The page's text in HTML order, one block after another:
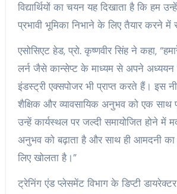
विद्यार्थियों का चयन यह दिखाता है कि हम
प्रभावी भूमिका निभाने के लिए तैयार करने में
एसोसिएट हेड, प्रो. कृष्णवीर सिंह ने कहा, “हमारे
लर्न जैसे कान्सेप्ट के माध्यम से अपने
इंडस्ट्री एक्सपोजर भी प्राप्त करते हैं। इस
शैक्षिक और व्यावसायिक अनुभव को एक साथ
उन्हें कार्यस्थल पर जल्दी समायोजित होने में
अनुभव को बढ़ाता है और साथ ही आमदनी
लिए खोलता है।”
ट्रेनिंग एंड प्लेसमेंट विभाग के डिप्टी